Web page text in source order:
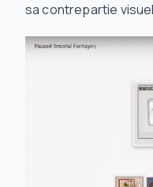
sa contrepartie